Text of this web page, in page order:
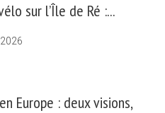
sur l’Île de Ré :...
Europe : deux visions,